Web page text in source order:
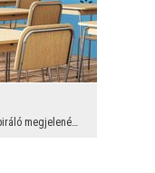
A modern tanterem megérdemli az inspiráló megjelenést. A „KNOWLEDGE” felirattal és a tudomány, te...